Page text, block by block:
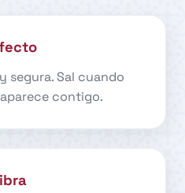
segura. Sal cuando
contigo.